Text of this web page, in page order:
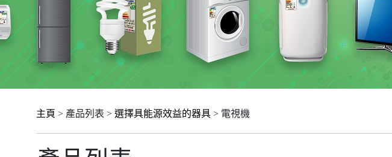
主頁 > 產品列表 > 選擇具能源效益的器具 > 電視機